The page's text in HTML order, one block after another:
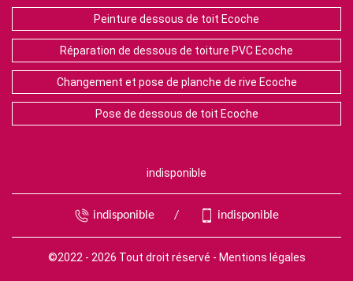
Peinture dessous de toit Ecoche
Réparation de dessous de toiture PVC Ecoche
Changement et pose de planche de rive Ecoche
Pose de dessous de toit Ecoche
indisponible
indisponible / indisponible
©2022 - 2026 Tout droit réservé - Mentions légales